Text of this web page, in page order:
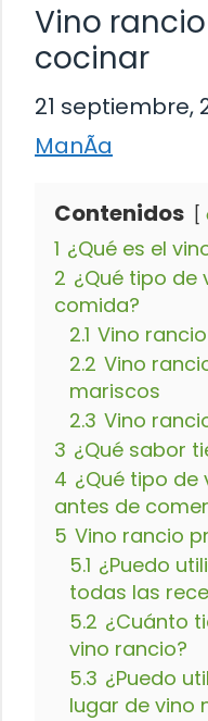
Vino
cocinar
21 septiembre,
ManÃ­a
Contenidos
1 ¿Qué es el
2 ¿Qué tipo de
comida?
2.1 Vino
2.2 Vino
mariscos
2.3 Vino
3 ¿Qué sabor
4 ¿Qué tipo de
antes de
5 Vino rancio
5.1 ¿Puedo
todas las
5.2 ¿Cuánto
vino rancio?
5.3 ¿Puedo
lugar de vino